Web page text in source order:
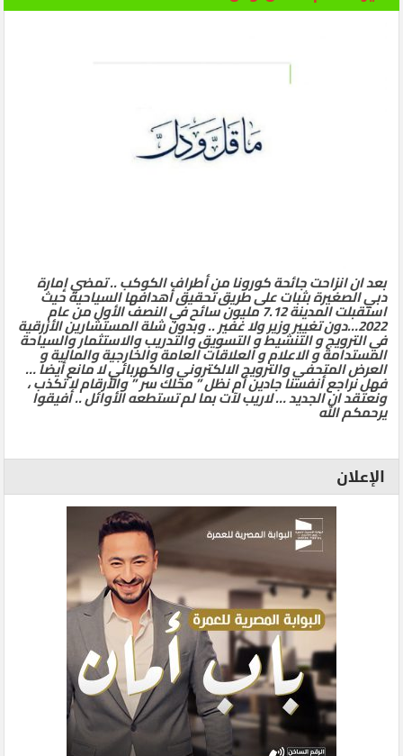
بعد ان انزاحت جائحة كورونا من أطراف الكوكب .. تمضي إمارة
دبي الصغيرة بثبات على طريق تحقيق أهدافها السياحية حيث
استقبلت المدينة 7.12 مليون سائح في النصف الأول من عام
2022…دون تغيير وزير ولا غفير .. وبدون شلة المستشارين الأزرقية
في الترويج و التنشيط و التسويق والتدريب والاستثمار والسياحة
المستدامة و الاعلام و العلاقات العامة والخارجية والمالية و
العرض المتحفي والترويج الالكتروني والكهربائي لا مانع أيضا …
فهل نراجع أنفسنا جادين أم نظل ” محلك سر ” والأرقام لا تكذب ،
ونعتقد ان الجديد … لاريب لآت بما لم تستطعه الأوائل .. أفيقوا
يرحمكم الله
الإعلان